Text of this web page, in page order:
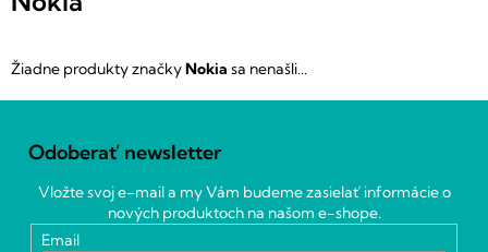
Žiadne produkty značkyNokia sa nenašli...
Odoberať newsletter
Vložte svoj e-mail a my Vám budeme zasielať informácie o
nových produktoch na našom e-shope.
Email